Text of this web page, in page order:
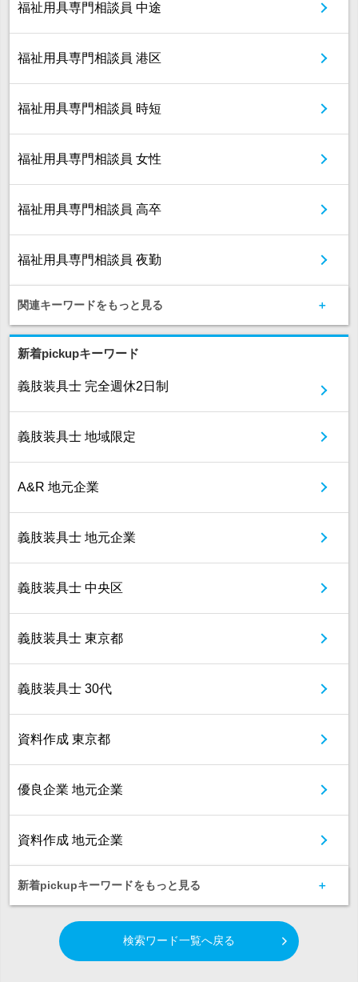
福祉用具専門相談員 中途
福祉用具専門相談員 港区
福祉用具専門相談員 時短
福祉用具専門相談員 女性
福祉用具専門相談員 高卒
福祉用具専門相談員 夜勤
関連キーワードをもっと見る
新着pickupキーワード
義肢装具士 完全週休2日制
義肢装具士 地域限定
A&R 地元企業
義肢装具士 地元企業
義肢装具士 中央区
義肢装具士 東京都
義肢装具士 30代
資料作成 東京都
優良企業 地元企業
資料作成 地元企業
新着pickupキーワードをもっと見る
検索ワード一覧へ戻る